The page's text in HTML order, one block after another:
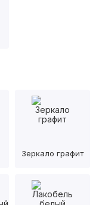
Зеркало графит